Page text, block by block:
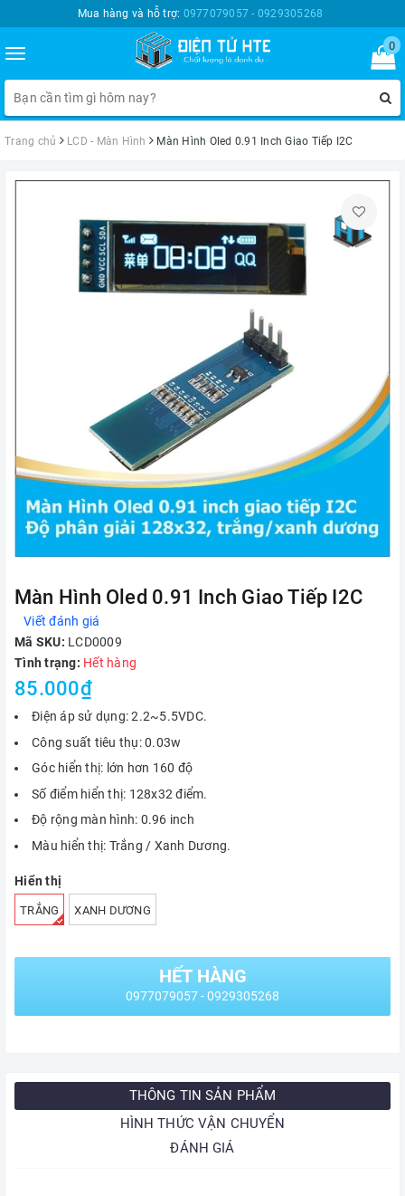
Mua hàng và hỗ trợ: 0977079057 - 0929305268
Toggle
navigation
0
Trang chủ LCD - Màn Hình Màn Hình Oled 0.91 Inch Giao Tiếp I2C
Màn Hình Oled 0.91 Inch Giao Tiếp I2C
Viết đánh giá
Mã SKU: LCD0009
Tình trạng: Hết hàng
85.000₫
Điện áp sử dụng: 2.2~5.5VDC.
Công suất tiêu thụ: 0.03w
Góc hiển thị: lớn hơn 160 độ
Số điểm hiển thị: 128x32 điểm.
Độ rộng màn hình: 0.96 inch
Màu hiển thị: Trắng / Xanh Dương.
Hiển thị
TRẮNG XANH DƯƠNG
HẾT HÀNG
0977079057 - 0929305268
THÔNG TIN SẢN PHẨM
HÌNH THỨC VẬN CHUYỂN
ĐÁNH GIÁ